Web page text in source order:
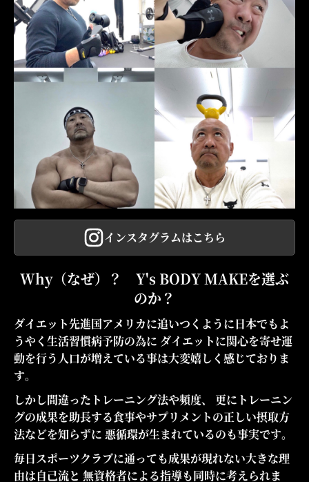
インスタグラムはこちら
Why（なぜ）？ Y's BODY MAKEを選ぶ
のか？
ダイエット先進国アメリカに追いつくように日本でもよ
うやく生活習慣病予防の為に ダイエットに関心を寄せ運
動を行う人口が増えている事は大変嬉しく感じておりま
す。
しかし間違ったトレーニング法や頻度、 更にトレーニン
グの成果を助長する食事やサプリメントの正しい摂取方
法などを知らずに 悪循環が生まれているのも事実です。
毎日スポーツクラブに通っても成果が現れない大きな理
由は自己流と 無資格者による指導も同時に考えられま